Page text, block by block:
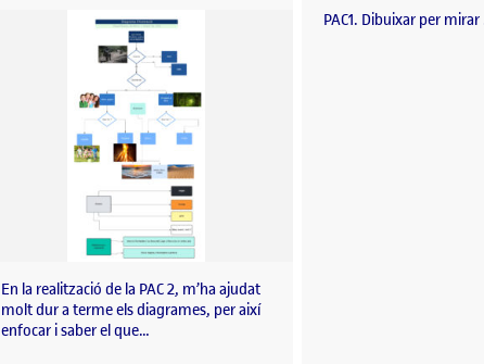
En la realització de la PAC 2, m’ha ajudat
molt dur a terme els diagrames, per així
enfocar i saber el que…
PAC1. Dibuixar per